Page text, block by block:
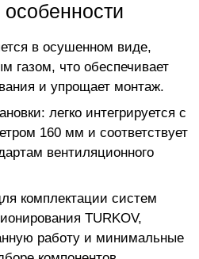
в осушенном виде,
газом, что обеспечивает
и упрощает монтаж.
легко интегрируется с
160 мм и соответствует
вентиляционного
комплектации систем
TURKOV,
работу и минимальные